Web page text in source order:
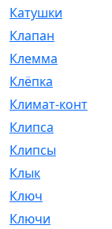
Катушки
Клапан
Клемма
Клёпка
Климат-контроль
Клипса
Клипсы
Клык
Ключ
Ключи